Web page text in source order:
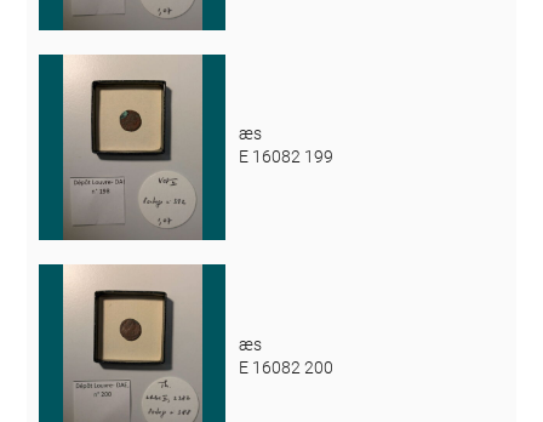
æs
E 16082 199
æs
E 16082 200